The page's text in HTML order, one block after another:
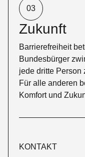
03
Zukunft
Barrierefreiheit
Bundesbürger
jede dritte Person
Für alle anderen
Komfort und
KONTAKT